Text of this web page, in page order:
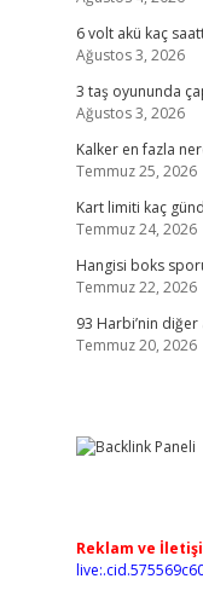
6 volt akü kaç
Ağustos 3, 2026
3 taş oyununda
Ağustos 3, 2026
Kalker en fazla
Temmuz 25, 2026
Kart limiti kaç
Temmuz 24, 2026
Hangisi boks
Temmuz 22, 2026
93 Harbi’nin diğer
Temmuz 20, 2026
Reklam ve